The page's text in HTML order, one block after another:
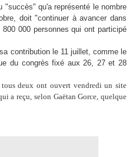
qu'a représenté le nombre
doit "continuer à avancer dans
000 personnes qui ont participé
contribution le 11 juillet, comme le
du congrès fixé aux 26, 27 et 28
deux ont ouvert vendredi un site
a reçu, selon Gaëtan Gorce, quelque